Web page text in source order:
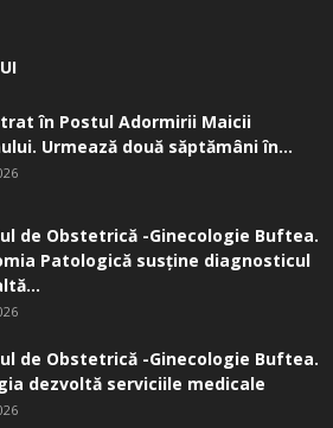
în Postul Adormirii Maicii
Urmează două săptămâni în...
de Obstetrică -Ginecologie Buftea.
Patologică susţine diagnosticul
de Obstetrică -Ginecologie Buftea.
dezvoltă serviciile medicale